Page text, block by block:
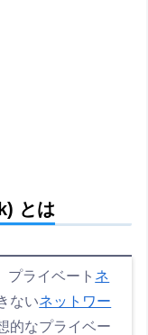
とは
プライベート ネ
ないネットワー
的なプライベー